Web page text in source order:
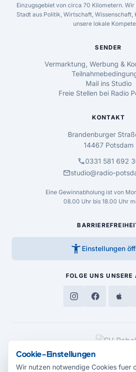
Einzugsgebiet von circa 70 Kilometern. Wir
Stadt aus Politik, Wirtschaft, Wissenschaft,
unsere lokale
SENDER
Vermarktung, Werbung &
Mail ins Studio
Freie Stellen bei Radio
KONTAKT
Brandenburger
14467 Potsdam
call0331 581 692
mailstudio@radio-
Eine Gewinnabholung ist von
08.00 Uhr bis 18.00 Uhr
accessibility_new Einstellungen
FOLGE UNS UNSERE
MEDIENPARTNER
Cookie-Einstellungen
Wir nutzen notwendige Cookies fuer